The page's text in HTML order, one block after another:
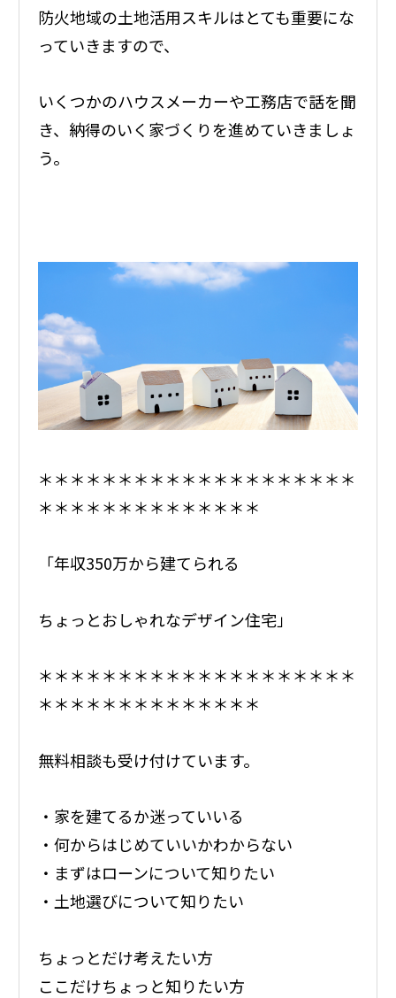
防火地域の土地活用スキルはとても重要にな
っていきますので、
いくつかのハウスメーカーや工務店で話を聞
き、納得のいく家づくりを進めていきましょ
う。
＊＊＊＊＊＊＊＊＊＊＊＊＊＊＊＊＊＊＊＊
＊＊＊＊＊＊＊＊＊＊＊＊＊＊
「年収350万から建てられる
ちょっとおしゃれなデザイン住宅」
＊＊＊＊＊＊＊＊＊＊＊＊＊＊＊＊＊＊＊＊
＊＊＊＊＊＊＊＊＊＊＊＊＊＊
無料相談も受け付けています。
・家を建てるか迷っていいる
・何からはじめていいかわからない
・まずはローンについて知りたい
・土地選びについて知りたい
ちょっとだけ考えたい方
ここだけちょっと知りたい方